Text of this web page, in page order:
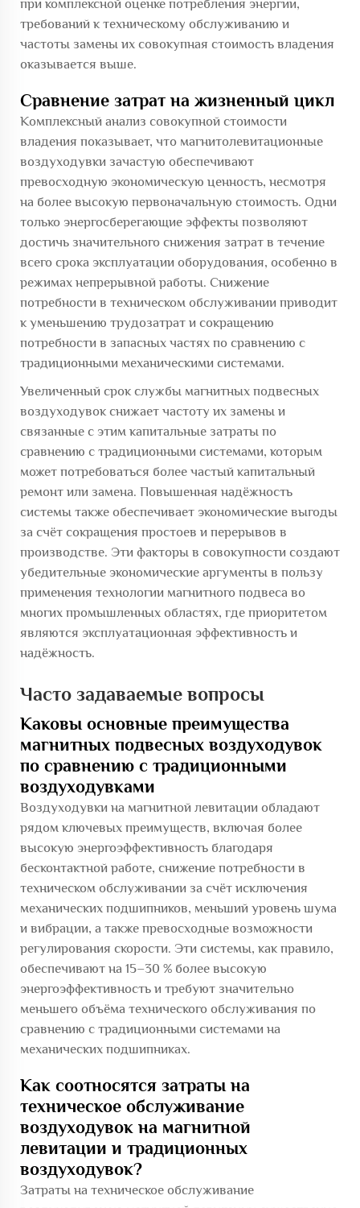
при комплексной оценке потребления энергии,
требований к техническому обслуживанию и
частоты замены их совокупная стоимость владения
оказывается выше.
Сравнение затрат на жизненный цикл
Комплексный анализ совокупной стоимости
владения показывает, что магнитолевитационные
воздуходувки зачастую обеспечивают
превосходную экономическую ценность, несмотря
на более высокую первоначальную стоимость. Одни
только энергосберегающие эффекты позволяют
достичь значительного снижения затрат в течение
всего срока эксплуатации оборудования, особенно в
режимах непрерывной работы. Снижение
потребности в техническом обслуживании приводит
к уменьшению трудозатрат и сокращению
потребности в запасных частях по сравнению с
традиционными механическими системами.
Увеличенный срок службы магнитных подвесных
воздуходувок снижает частоту их замены и
связанные с этим капитальные затраты по
сравнению с традиционными системами, которым
может потребоваться более частый капитальный
ремонт или замена. Повышенная надёжность
системы также обеспечивает экономические выгоды
за счёт сокращения простоев и перерывов в
производстве. Эти факторы в совокупности создают
убедительные экономические аргументы в пользу
применения технологии магнитного подвеса во
многих промышленных областях, где приоритетом
являются эксплуатационная эффективность и
надёжность.
Часто задаваемые вопросы
Каковы основные преимущества
магнитных подвесных воздуходувок
по сравнению с традиционными
воздуходувками
Воздуходувки на магнитной левитации обладают
рядом ключевых преимуществ, включая более
высокую энергоэффективность благодаря
бесконтактной работе, снижение потребности в
техническом обслуживании за счёт исключения
механических подшипников, меньший уровень шума
и вибрации, а также превосходные возможности
регулирования скорости. Эти системы, как правило,
обеспечивают на 15–30 % более высокую
энергоэффективность и требуют значительно
меньшего объёма технического обслуживания по
сравнению с традиционными системами на
механических подшипниках.
Как соотносятся затраты на
техническое обслуживание
воздуходувок на магнитной
левитации и традиционных
воздуходувок?
Затраты на техническое обслуживание